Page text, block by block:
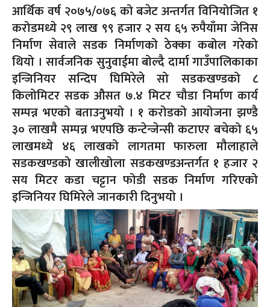
आर्थिक वर्ष २०७५/०७६ को बजेट अन्तर्गत विनियोजित १
करोडमध्ये २९ लाख ९९ हजार २ सय ६५ रुपैयाँमा जेनिस
निर्माण सेवाले सडक निर्माणको ठेक्का कबोल गरेको
थियो । सार्वजनिक सुनुवाईमा बोल्दै दार्मा गाउँपालिकाका
इन्जिनियर सन्दिप घिमिरेले सो सडकखण्डको ८
किलोमिटर सडक औसत ७.४ मिटर चौडा निर्माण कार्य
सम्पन्न भएको बताउनुभयो । १ करोडको आयोजना झण्डै
३० लाखमै सम्पन्न भएपछि कन्टेन्जेन्सी कटाएर बचेको ६५
लाखमध्ये ४६ लाखको लागतमा फारुला मौलाहाले
सडकखण्डको खालीखोला सडकखण्डअन्तर्गत १ हजार २
सय मिटर कडा चट्टान फोडी सडक निर्माण गरिएको
इन्जिनियर घिमिरेले जानकारी दिनुभयो ।